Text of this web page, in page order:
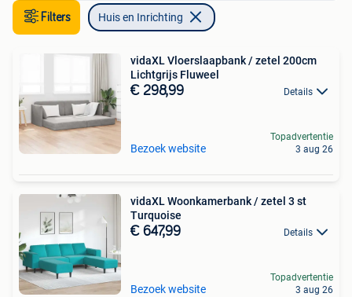
Filters Huis en Inrichting
vidaXL Vloerslaapbank / zetel 200cm
Lichtgrijs Fluweel
€ 298,99 Details
Bezoek website
Topadvertentie
3 aug 26
vidaXL Woonkamerbank / zetel 3 st
Turquoise
€ 647,99 Details
Bezoek website
Topadvertentie
3 aug 26